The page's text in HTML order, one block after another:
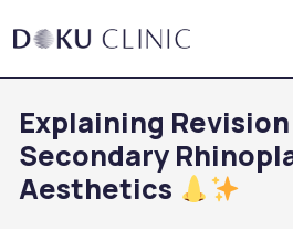
Explaining
Secondary
Aesthetics